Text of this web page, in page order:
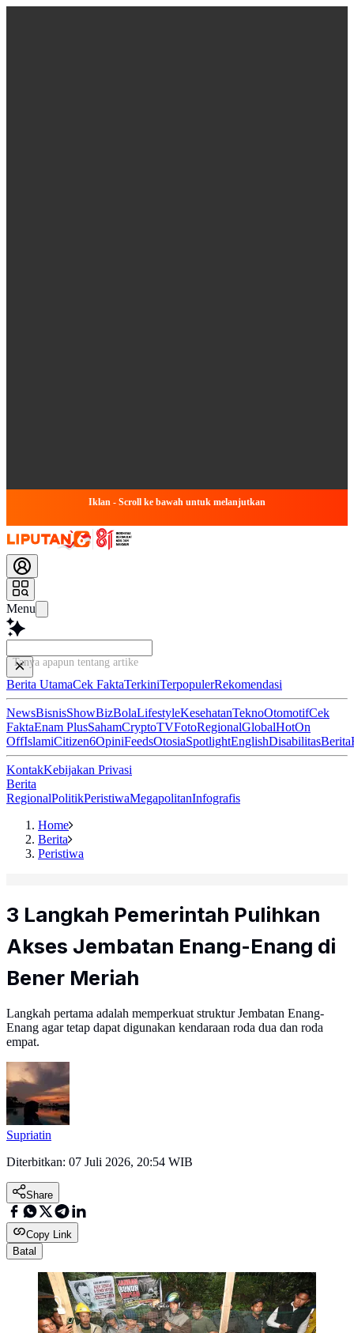
Iklan - Scroll ke bawah untuk melanjutkan
Menu
Tanya apapun tentang artikel ini...
Berita UtamaCek FaktaTerkiniTerpopulerRekomendasi
NewsBisnisShowBizBolaLifestyleKesehatanTeknoOtomotifCek
FaktaEnam PlusSahamCryptoTVFotoRegionalGlobalHotOn
OffIslamiCitizen6OpiniFeedsOtosiaSpotlightEnglishDisabilitasBerita
KontakKebijakan Privasi
Berita
RegionalPolitikPeristiwaMegapolitanInfografis
Home
Berita
Peristiwa
3 Langkah Pemerintah Pulihkan
Akses Jembatan Enang-Enang di
Bener Meriah
Langkah pertama adalah memperkuat struktur Jembatan Enang-
Enang agar tetap dapat digunakan kendaraan roda dua dan roda
empat.
Supriatin
Diterbitkan: 07 Juli 2026, 20:54 WIB
Share
Copy Link
Batal